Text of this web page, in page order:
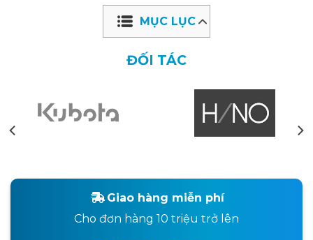
MỤC LỤC
ĐỐI TÁC
Giao hàng miễn phí
Cho đơn hàng 10 triệu trở lên